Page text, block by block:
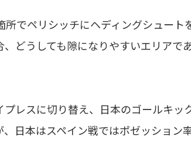
でペリシッチにヘディングシュート
どうしても隙になりやすいエリアで
レスに切り替え、日本のゴールキッ
日本はスペイン戦ではポゼッショ